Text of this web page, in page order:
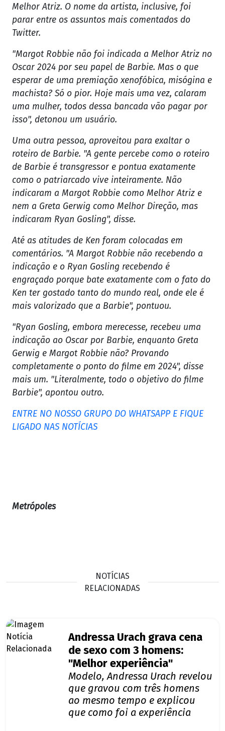
Melhor Atriz. O nome da artista, inclusive, foi
parar entre os assuntos mais comentados do
Twitter.
"Margot Robbie não foi indicada a Melhor Atriz no
Oscar 2024 por seu papel de Barbie. Mas o que
esperar de uma premiação xenofóbica, misógina e
machista? Só o pior. Hoje mais uma vez, calaram
uma mulher, todos dessa bancada vão pagar por
isso", detonou um usuário.
Uma outra pessoa, aproveitou para exaltar o
roteiro de Barbie. "A gente percebe como o roteiro
de Barbie é transgressor e pontua exatamente
como o patriarcado vive inteiramente. Não
indicaram a Margot Robbie como Melhor Atriz e
nem a Greta Gerwig como Melhor Direção, mas
indicaram Ryan Gosling", disse.
Até as atitudes de Ken foram colocadas em
comentários. "A Margot Robbie não recebendo a
indicação e o Ryan Gosling recebendo é
engraçado porque bate exatamente com o fato do
Ken ter gostado tanto do mundo real, onde ele é
mais valorizado que a Barbie", pontuou.
"Ryan Gosling, embora merecesse, recebeu uma
indicação ao Oscar por Barbie, enquanto Greta
Gerwig e Margot Robbie não? Provando
completamente o ponto do filme em 2024", disse
mais um. "Literalmente, todo o objetivo do filme
Barbie", apontou outro.
ENTRE NO NOSSO GRUPO DO WHATSAPP E FIQUE
LIGADO NAS NOTÍCIAS
Metrópoles
NOTÍCIAS
RELACIONADAS
Andressa Urach grava cena
de sexo com 3 homens:
"Melhor experiência"
Modelo, Andressa Urach revelou
que gravou com três homens
ao mesmo tempo e explicou
que como foi a experiência